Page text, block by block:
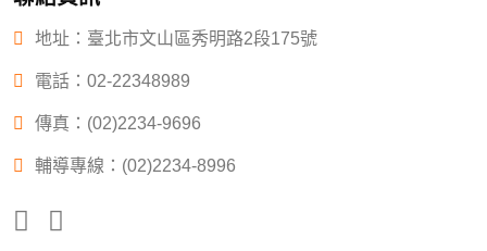
地址：臺北市文山區秀明路2段175號
電話： 02-22348989
傳真：(02)2234-9696
輔導專線：(02)2234-8996